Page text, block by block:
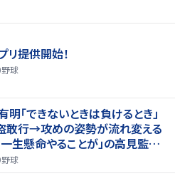
提供開始！
野球
「できないときは負けるとき」
敢行→攻めの姿勢が流れ変える
生懸命やることが」の高見監督
野球